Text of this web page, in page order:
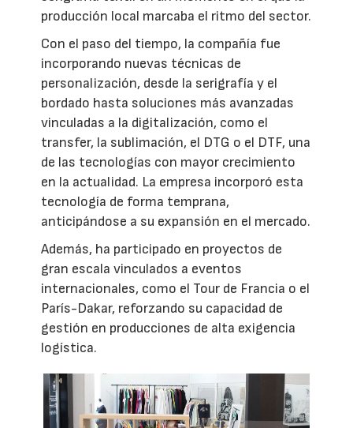
producción local marcaba el ritmo del sector.
Con el paso del tiempo, la compañía fue
incorporando nuevas técnicas de
personalización, desde la serigrafía y el
bordado hasta soluciones más avanzadas
vinculadas a la digitalización, como el
transfer, la sublimación, el DTG o el DTF, una
de las tecnologías con mayor crecimiento
en la actualidad. La empresa incorporó esta
tecnología de forma temprana,
anticipándose a su expansión en el mercado.
Además, ha participado en proyectos de
gran escala vinculados a eventos
internacionales, como el Tour de Francia o el
París-Dakar, reforzando su capacidad de
gestión en producciones de alta exigencia
logística.